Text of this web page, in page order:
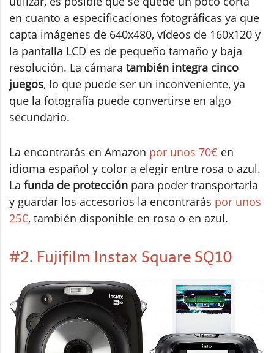
en cuanto a especificaciones fotográficas ya que
capta imágenes de 640x480, vídeos de 160x120 y
la pantalla LCD es de pequeño tamaño y baja
resolución. La cámara también integra cinco
juegos, lo que puede ser un inconveniente, ya
que la fotografía puede convertirse en algo
secundario.
La encontrarás en Amazon por unos 70€ en
idioma español y color a elegir entre rosa o azul.
La funda de protección para poder transportarla
y guardar los accesorios la encontrarás por unos
25€, también disponible en rosa o en azul.
#2. Fujifilm Instax Square SQ10